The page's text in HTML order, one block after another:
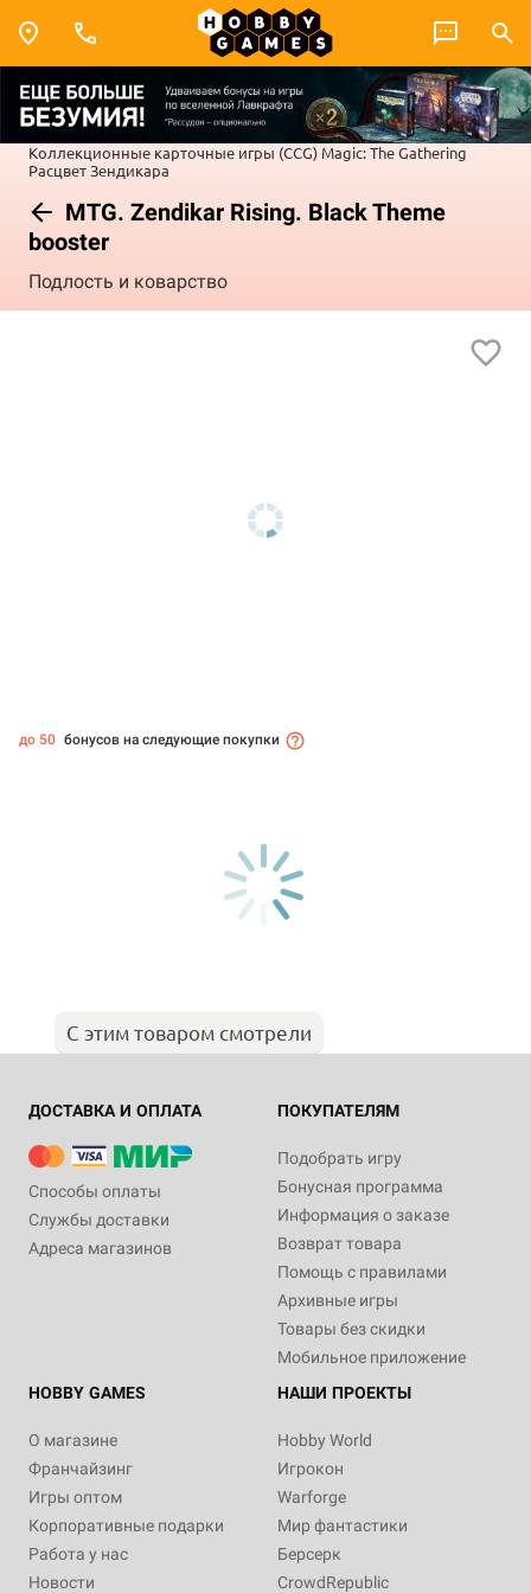
Коллекционные карточные игры (CCG) Magic: The Gathering
Расцвет Зендикара
MTG. Zendikar Rising. Black Theme
booster
Подлость и коварство
до 50 бонусов на следующие покупки
С этим товаром смотрели
ДОСТАВКА И ОПЛАТА
Способы оплаты
Службы доставки
Адреса магазинов
ПОКУПАТЕЛЯМ
Подобрать игру
Бонусная программа
Информация о заказе
Возврат товара
Помощь с правилами
Архивные игры
Товары без скидки
Мобильное приложение
HOBBY GAMES
О магазине
Франчайзинг
Игры оптом
Корпоративные подарки
Работа у нас
Новости
НАШИ ПРОЕКТЫ
Hobby World
Игрокон
Warforge
Мир фантастики
Берсерк
CrowdRepublic